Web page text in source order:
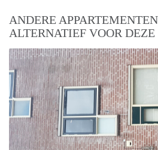
ANDERE
ALTERNATIEF VOOR